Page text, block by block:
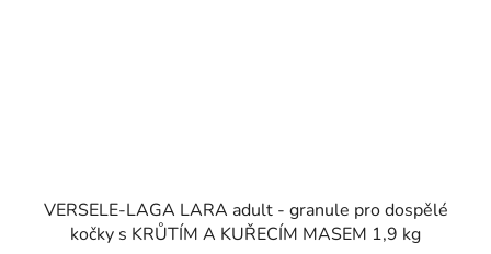
VERSELE-LAGA LARA adult - granule pro dospělé
kočky s KRŮTÍM A KUŘECÍM MASEM 1,9 kg